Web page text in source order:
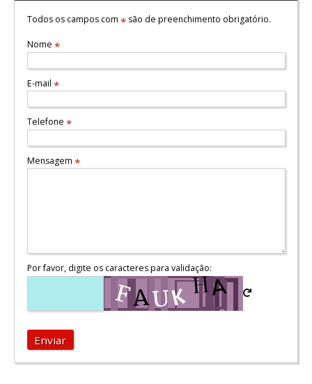
Todos os campos com *são de preenchimento obrigatório.
Nome *
E-mail *
Telefone *
Mensagem *
Por favor, digite os caracteres para validação:
Enviar